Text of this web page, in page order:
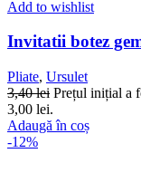
Add to wishlist
Invitatii botez
Pliate, Ursulet
3,40lei Prețul inițial a
3,00 lei.
Adaugă în coș
-12%